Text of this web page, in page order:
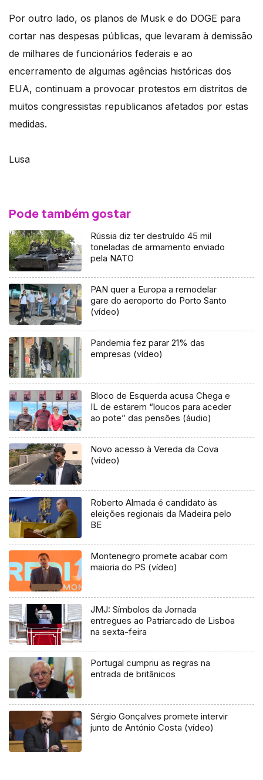
Por outro lado, os planos de Musk e do DOGE para
cortar nas despesas públicas, que levaram à demissão
de milhares de funcionários federais e ao
encerramento de algumas agências históricas dos
EUA, continuam a provocar protestos em distritos de
muitos congressistas republicanos afetados por estas
medidas.
Lusa
Pode também gostar
Rússia diz ter destruído 45 mil
toneladas de armamento enviado
pela NATO
PAN quer a Europa a remodelar
gare do aeroporto do Porto Santo
(vídeo)
Pandemia fez parar 21% das
empresas (vídeo)
Bloco de Esquerda acusa Chega e
IL de estarem “loucos para aceder
ao pote” das pensões (áudio)
Novo acesso à Vereda da Cova
(vídeo)
Roberto Almada é candidato às
eleições regionais da Madeira pelo
BE
Montenegro promete acabar com
maioria do PS (vídeo)
JMJ: Símbolos da Jornada
entregues ao Patriarcado de Lisboa
na sexta-feira
Portugal cumpriu as regras na
entrada de britânicos
Sérgio Gonçalves promete intervir
junto de António Costa (vídeo)